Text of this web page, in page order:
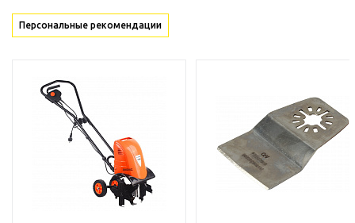
Персональные рекомендации